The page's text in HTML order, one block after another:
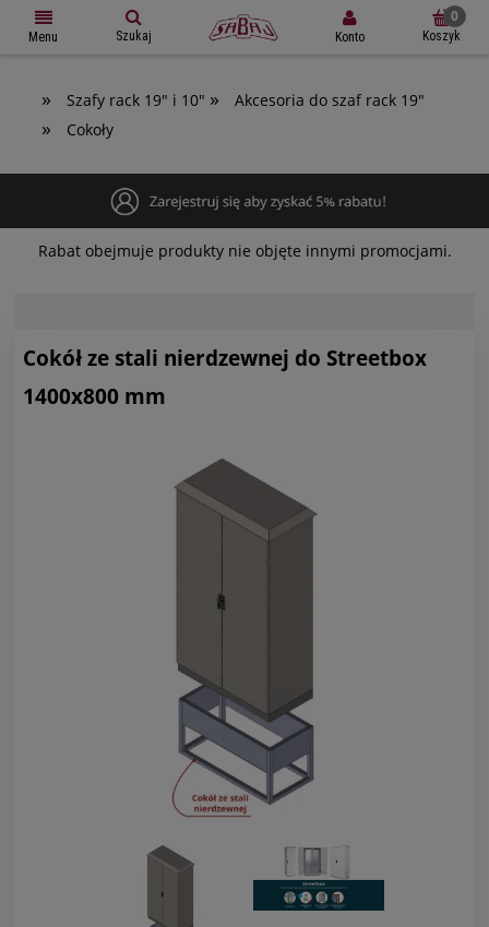
Menu Szukaj Konto Koszyk
» Szafy rack 19" i 10" » Akcesoria do szaf rack 19"
» Cokoły
Rabat obejmuje produkty nie objęte innymi promocjami.
Cokół ze stali nierdzewnej do Streetbox
1400x800 mm